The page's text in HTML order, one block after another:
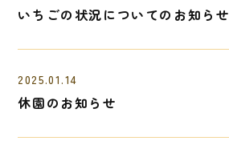
いちごの状況についてのお知らせ
2025.01.14
休園のお知らせ